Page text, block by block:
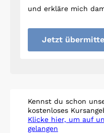
und erkläre mich
Jetzt
Kennst du schon
kostenloses
Klicke hier, um auf
gelangen